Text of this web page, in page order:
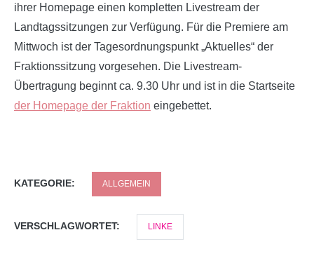
ihrer Homepage einen kompletten Livestream der
Landtagssitzungen zur Verfügung. Für die Premiere am
Mittwoch ist der Tagesordnungspunkt „Aktuelles“ der
Fraktionssitzung vorgesehen. Die Livestream-
Übertragung beginnt ca. 9.30 Uhr und ist in die Startseite
der Homepage der Fraktion eingebettet.
KATEGORIE: ALLGEMEIN
VERSCHLAGWORTET: LINKE